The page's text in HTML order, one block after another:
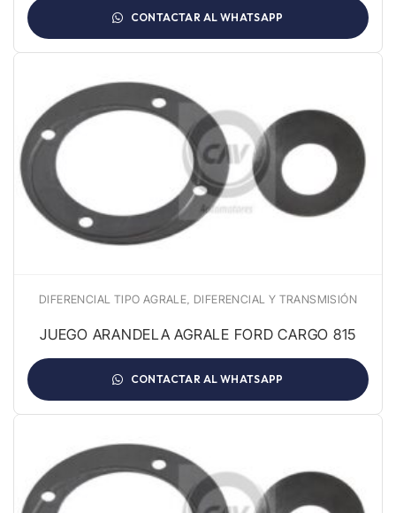
CONTACTAR AL WHATSAPP
DIFERENCIAL TIPO AGRALE, DIFERENCIAL Y TRANSMISIÓN
JUEGO ARANDELA AGRALE FORD CARGO 815
CONTACTAR AL WHATSAPP